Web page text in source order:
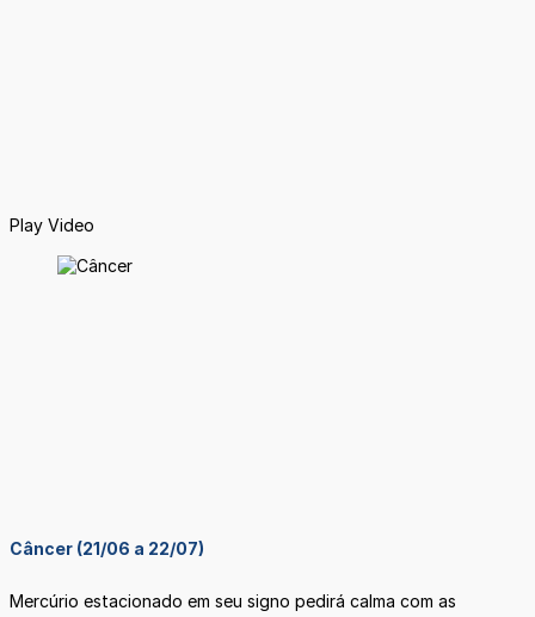
Play Video
Câncer (21/06 a 22/07)
Mercúrio estacionado em seu signo pedirá calma com as